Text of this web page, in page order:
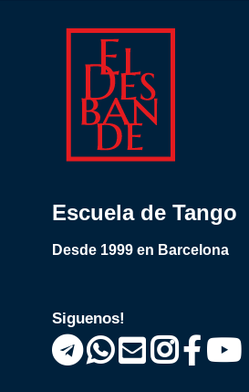
Escuela de Tango
Desde 1999 en Barcelona
Siguenos!